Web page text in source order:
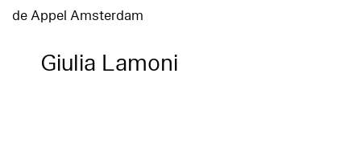
de Appel Amsterdam
Giulia Lamoni